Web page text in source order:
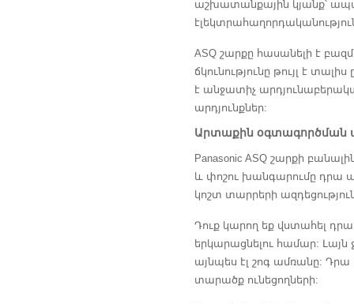
աշխատանքային կյանք՝
ASQ շարքը հասանելի է
ճկունությունը թույլ է
է անջատիչ
արդյունքներ:
Արտաքին օգտագործման
Panasonic ASQ շարքի
և փոշու խանգարումը դրա
կոշտ տարրերի
Դուք կարող եք վստահել
երկարացնելու համար: Լայն
այնպես էլ շոգ ամռանը:
տարածք ունեցողների: